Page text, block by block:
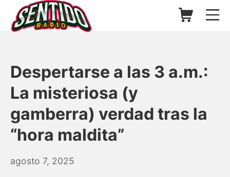
Saltar
contenido
Carrito de
Despertarse a las 3 a.m.:
La misteriosa (y
gamberra) verdad tras la
“hora maldita”
agosto 7, 2025